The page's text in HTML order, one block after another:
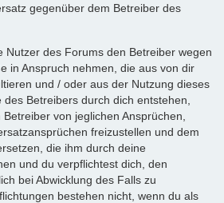
gegenüber dem Betreiber des
Nutzer des Forums den Betreiber wegen
in Anspruch nehmen, die aus von dir
und / oder aus der Nutzung dieses
Betreibers durch dich entstehen,
von jeglichen Ansprüchen,
freizustellen und dem
die ihm durch deine
und du verpflichtest dich, den
bei Abwicklung des Falls zu
bestehen nicht, wenn du als